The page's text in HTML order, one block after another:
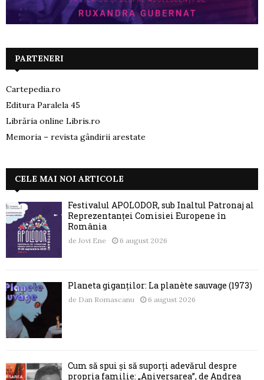
PARTENERI
Cartepedia.ro
Editura Paralela 45
Librăria online Libris.ro
Memoria – revista gândirii arestate
CELE MAI NOI ARTICOLE
Festivalul APOLODOR, sub Înaltul Patronaj al
Reprezentanței Comisiei Europene în
România
de Jovi Ene 6 august 2026
Planeta giganților: La planète sauvage (1973)
de Dan Romascanu 6 august 2026
Cum să spui și să suporți adevărul despre
propria familie: „Aniversarea”, de Andrea